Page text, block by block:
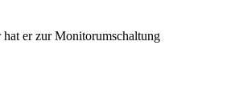
er zur Monitorumschaltung